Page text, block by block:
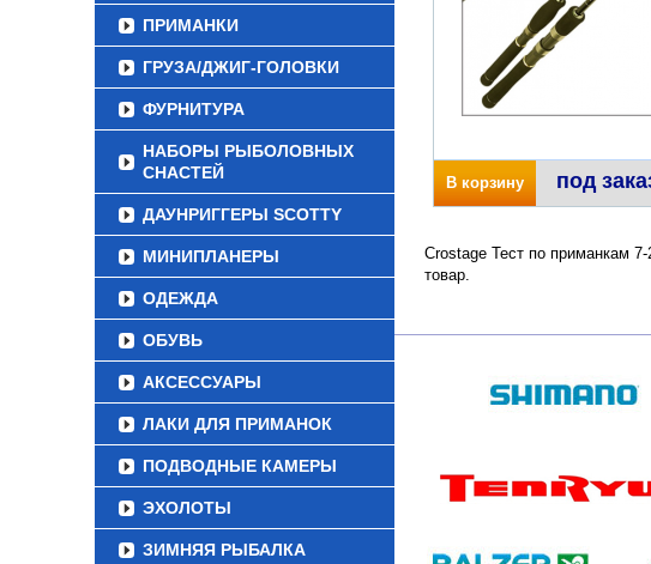
ПРИМАНКИ
ГРУЗА/ДЖИГ-ГОЛОВКИ
ФУРНИТУРА
НАБОРЫ РЫБОЛОВНЫХ
СНАСТЕЙ
ДАУНРИГГЕРЫ SCOTTY
МИНИПЛАНЕРЫ
ОДЕЖДА
ОБУВЬ
АКСЕССУАРЫ
ЛАКИ ДЛЯ ПРИМАНОК
ПОДВОДНЫЕ КАМЕРЫ
ЭХОЛОТЫ
ЗИМНЯЯ РЫБАЛКА
В корзину под
Crostage Тест по приманкам
товар.